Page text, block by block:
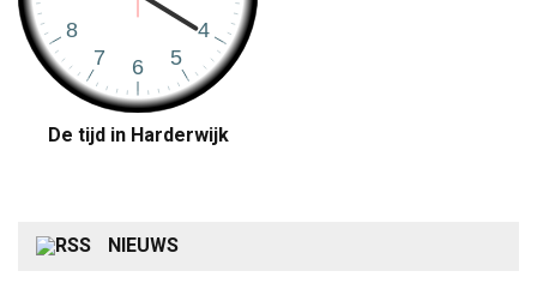
De tijd in Harderwijk
NIEUWS